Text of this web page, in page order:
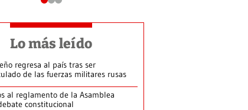
Lo más leído
regresa al país tras ser
de las fuerzas militares rusas
al reglamento de la Asamblea
constitucional